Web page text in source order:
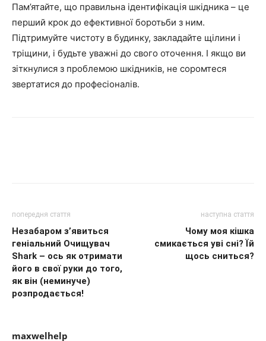
Пам’ятайте, що правильна ідентифікація шкідника – це
перший крок до ефективної боротьби з ним.
Підтримуйте чистоту в будинку, закладайте щілини і
тріщини, і будьте уважні до свого оточення. І якщо ви
зіткнулися з проблемою шкідників, не соромтеся
звертатися до професіоналів.
попередня стаття
Незабаром з’явиться
геніальний Очищувач
Shark – ось як отримати
його в свої руки до того,
як він (неминуче)
розпродається!
наступна стаття
Чому моя кішка
смикається уві сні? Їй
щось сниться?
maxwelhelp